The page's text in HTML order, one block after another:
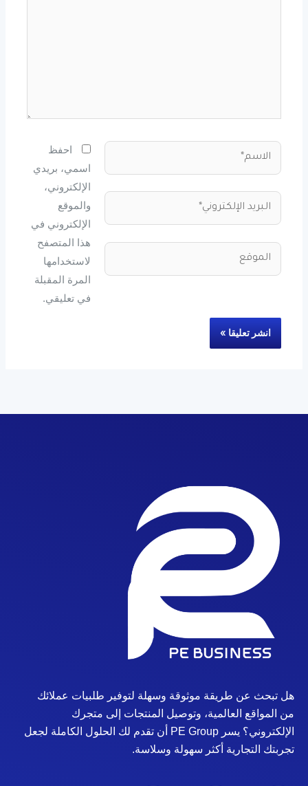
البريد
احفظ
اسمي، بريدي
الإلكتروني،
والموقع
الإلكتروني في
هذا المتصفح
لاستخدامها
المرة المقبلة
في تعليقي.
هل تبحث عن طريقة موثوقة وسهلة لتوفير طلبيات عملائك
من المواقع العالمية، وتوصيل المنتجات إلى متجرك
الإلكتروني؟ يسر PE Group أن تقدم لك الحلول الكاملة لجعل
تجربتك التجارية أكثر سهولة وسلاسة.